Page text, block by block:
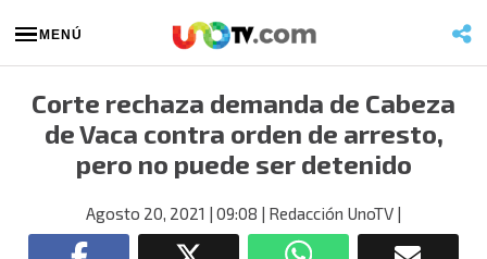
MENÚ
Corte rechaza demanda de Cabeza
de Vaca contra orden de arresto,
pero no puede ser detenido
Agosto 20, 2021 | 09:08 | Redacción UnoTV |